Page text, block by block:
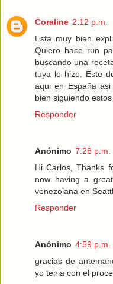
Coraline 2:12 p.m.
Esta muy bien
Quiero hace run
buscando una
tuya lo hizo. Este
aqui en España
bien siguiendo
Responder
Anónimo 7:28 p.m.
Hi Carlos, Thanks
now having a
venezolana en
Responder
Anónimo 4:59 p.m.
gracias de
yo tenia con el